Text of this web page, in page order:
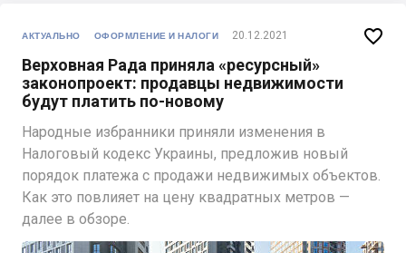
АКТУАЛЬНО ОФОРМЛЕНИЕ И НАЛОГИ 20.12.2021
Верховная Рада приняла «ресурсный»
законопроект: продавцы недвижимости
будут платить по-новому
Народные избранники приняли изменения в
Налоговый кодекс Украины, предложив новый
порядок платежа с продажи недвижимых объектов.
Как это повлияет на цену квадратных метров —
далее в обзоре.
